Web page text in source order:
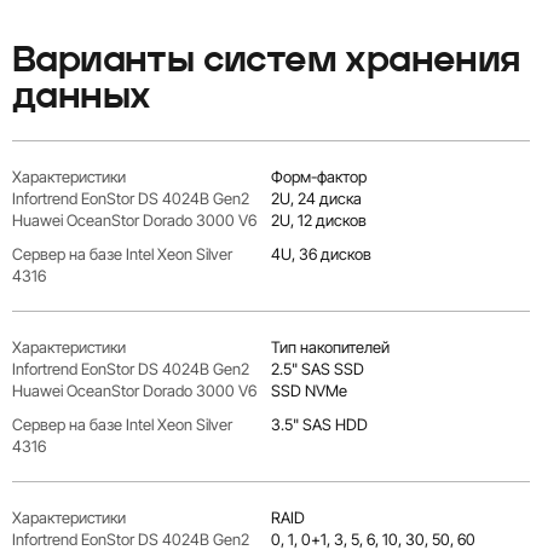
Варианты систем хранения
данных
Форм-фактор
2U, 24 диска
2U, 12 дисков
4U, 36 дисков
Тип накопителей
2.5" SAS SSD
SSD NVMe
3.5" SAS HDD
RAID
0, 1, 0+1, 3, 5, 6, 10, 30, 50, 60